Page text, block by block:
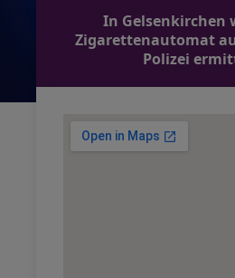
In Gelsenkirchen
Zigarettenautomat
Polizei